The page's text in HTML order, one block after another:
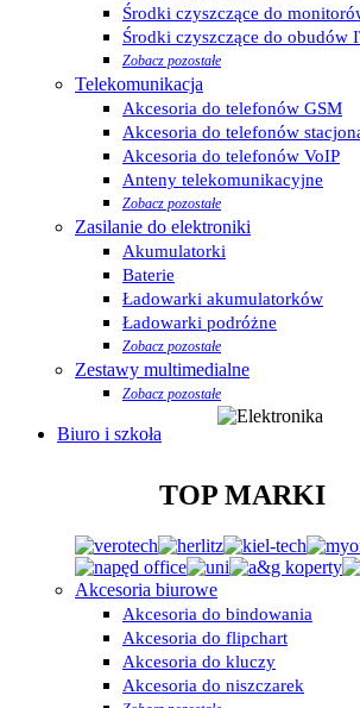
Środki czyszczące do
Środki czyszczące do obudów
Zobacz pozostałe
Telekomunikacja
Akcesoria do telefonów GSM
Akcesoria do telefonów
Akcesoria do telefonów VoIP
Anteny telekomunikacyjne
Zobacz pozostałe
Zasilanie do elektroniki
Akumulatorki
Baterie
Ładowarki akumulatorków
Ładowarki podróżne
Zobacz pozostałe
Zestawy multimedialne
Zobacz pozostałe
Biuro i szkoła
TOP MARKI
Akcesoria biurowe
Akcesoria do bindowania
Akcesoria do flipchart
Akcesoria do kluczy
Akcesoria do niszczarek